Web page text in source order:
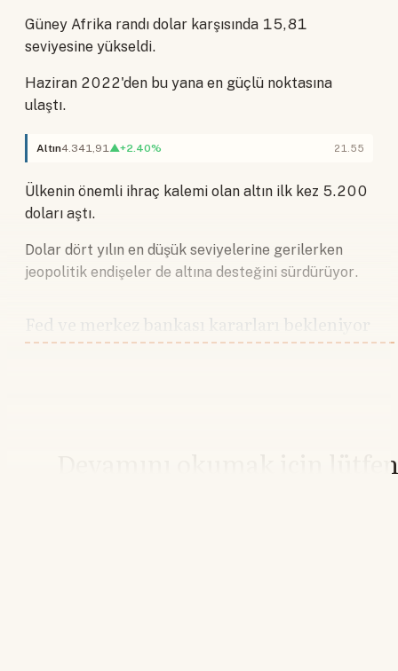
Güney Afrika randı dolar karşısında 15,81
seviyesine yükseldi.
Haziran 2022'den bu yana en güçlü noktasına
ulaştı.
Altın4.341,91▲+2.40% 21.55
Ülkenin önemli ihraç kalemi olan altın ilk kez 5.200
doları aştı.
Dolar dört yılın en düşük seviyelerine gerilerken
jeopolitik endişeler de altına desteğini sürdürüyor.
Fed ve merkez bankası kararları bekleniyor
Devamını okumak için lütfen